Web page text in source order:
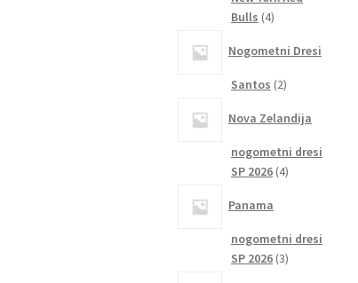
Bulls 44
Nogometni Dresi
Santos 22
Nova Zelandija
nogometni dresi
SP 2026 44
Panama
nogometni dresi
SP 2026 33